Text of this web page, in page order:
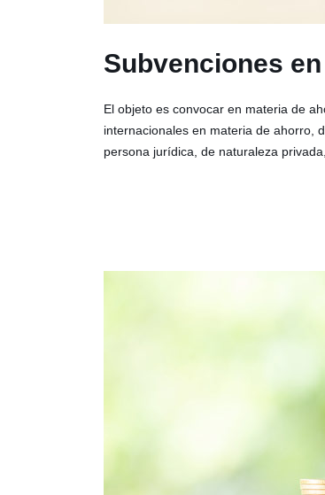
Subvenciones
El objeto es convocar en materia de
internacionales en materia de ahorro,
persona jurídica, de naturaleza